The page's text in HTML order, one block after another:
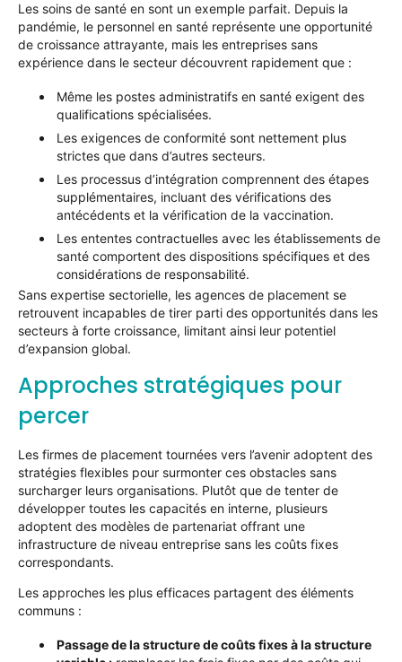
Les soins de santé en sont un exemple parfait. Depuis la
pandémie, le personnel en santé représente une opportunité
de croissance attrayante, mais les entreprises sans
expérience dans le secteur découvrent rapidement que :
Même les postes administratifs en santé exigent des
qualifications spécialisées.
Les exigences de conformité sont nettement plus
strictes que dans d’autres secteurs.
Les processus d’intégration comprennent des étapes
supplémentaires, incluant des vérifications des
antécédents et la vérification de la vaccination.
Les ententes contractuelles avec les établissements de
santé comportent des dispositions spécifiques et des
considérations de responsabilité.
Sans expertise sectorielle, les agences de placement se
retrouvent incapables de tirer parti des opportunités dans les
secteurs à forte croissance, limitant ainsi leur potentiel
d’expansion global.
Approches stratégiques pour
percer
Les firmes de placement tournées vers l’avenir adoptent des
stratégies flexibles pour surmonter ces obstacles sans
surcharger leurs organisations. Plutôt que de tenter de
développer toutes les capacités en interne, plusieurs
adoptent des modèles de partenariat offrant une
infrastructure de niveau entreprise sans les coûts fixes
correspondants.
Les approches les plus efficaces partagent des éléments
communs :
Passage de la structure de coûts fixes à la structure